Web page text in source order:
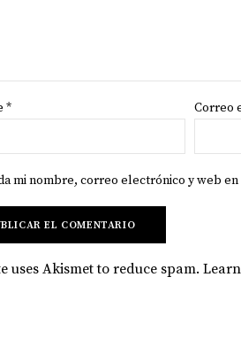
* Correo
mi nombre, correo electrónico y web
uses Akismet to reduce spam.